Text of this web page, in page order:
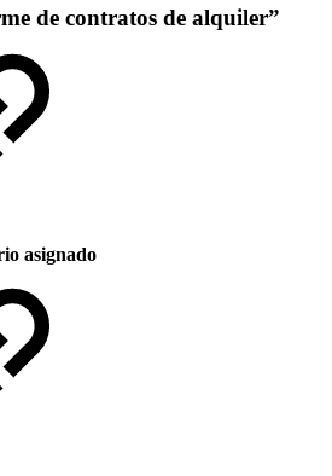
de contratos de alquiler”
asignado